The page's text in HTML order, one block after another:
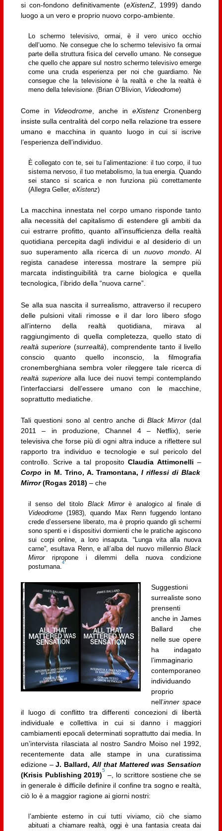
si con-fondono definitivamente (eXistenZ, 1999) dando
luogo a un vero e proprio nuovo corpo-ambiente.
Lo schermo televisivo, ormai, è il vero unico occhio
dell’uomo. Ne consegue che lo schermo televisivo fa ormai
parte della struttura fisica del cervello umano. Ne consegue
che quello che appare sul nostro schermo televisivo emerge
come una cruda esperienza per noi che guardiamo. Ne
consegue che la televisione è la realtà e che la realtà è
meno della televisione. (Brian O’Blivion, Videodrome)
Come in Videodrome, anche ineXistenz Cronenberg
insiste sulla centralità del corpo nella relazione tra essere
umano e macchina in quanto luogo in cui si iscrive
l’esperienza dell’individuo.
È collegato con te, sei tu l’alimentazione: il tuo corpo, il tuo
sistema nervoso, il tuo metabolismo, la tua energia. Quando
sei stanco si scarica e non funziona più correttamente
(Allegra Geller, eXistenz)
La macchina innestata nel corpo umano risponde tanto
alla necessità del capitalismo di estendere gli ambiti da
cui estrarre profitto, quanto all’insufficienza della realtà
quotidiana percepita dagli individui e al desiderio di un
suo superamento alla ricerca di unnuovo mondo. Al
regista canadese interessa mostrare la sempre più
marcata indistinguibilità tra carne biologica e quella
tecnologica, l’ibrido della “nuova carne”.
Se alla sua nascita il surrealismo, attraverso il recupero
delle pulsioni vitali rimosse e il dar loro libero sfogo
all’interno della realtà quotidiana, mirava al
raggiungimento di quella completezza, quello stato di
realtà superiore (surrealtà), comprendente tanto il livello
conscio quanto quello inconscio, la filmografia
cronemberghiana sembra voler rileggere tale ricerca di
realtà superiorealla luce dei nuovi tempi contemplando
l’interfacciarsi dell’essere umano con le macchine,
soprattutto mediatiche.
Tali questioni sono al centro anche diBlack Mirror(dal
2011 – in produzione, Channel 4 – Netflix), serie
televisiva che forse più di ogni altra induce a riflettere sul
rapporto tra individuo e tecnologie e sul pericolo del
controllo. Scrive a tal propositoClaudia Attimonelli –
Corpo in M. Trino, A. Tramontana, I riflessi di Black
Mirror(Rogas 2018) – che
il senso del titolo Black Mirrorè analogico al finale di
Videodrome(1983), quando Max Renn fuggendo lontano
crede d’essersene liberato, ma è proprio quando gli schermi
sono spenti e i dispositivi dormienti che le pratiche agiscono
sui corpi online, a loro insaputa. “Lunga vita alla nuova
carne”, esultava Renn, e all’alba del nuovo millennioBlack
Mirrorripropone i dilemmi della nuova condizione
postumana.
4
Suggestioni
surrealiste sono
prensenti
anche in James
Ballard che
nelle sue opere
ha indagato
l’immaginario
contemporaneo
individuando
proprio
nell’inner space
il luogo di conflitto tra differenti concezioni di libertà
individuale e collettiva in cui si danno i maggiori
cambiamenti epocali determinati soprattutto dai media. In
un’intervista rilasciata al nostro Sandro Moiso nel 1992,
recentemente data alle stampe in una curatissima
edizione –J. Ballard, All that Mattered was Sensation
(Krisis Publishing 2019)
5
–, lo scrittore sostiene che se
in generale è difficile definire il confine tra sogno e realtà,
ciò lo è a maggior ragione ai giorni nostri:
l’ambiente esterno in cui tutti viviamo, ciò che siamo
abituati a chiamare realtà, oggi è una fantasia creata dai